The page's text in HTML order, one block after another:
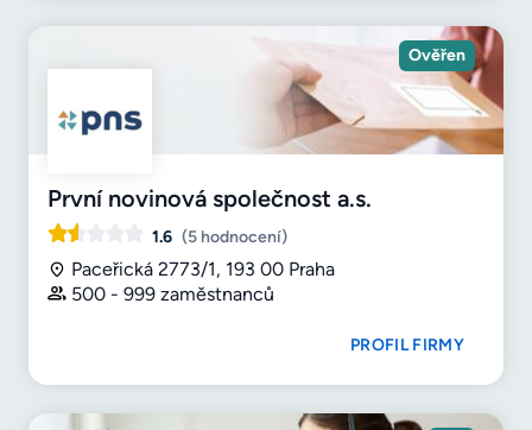
Ověřen
První novinová společnost a.s.
1.6 (5 hodnocení)
Paceřická 2773/1, 193 00 Praha
500 - 999 zaměstnanců
PROFIL FIRMY